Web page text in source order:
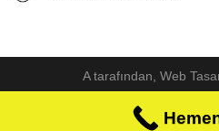
Atarafından, Web
Hemen